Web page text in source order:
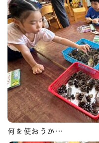
何を使おうか…